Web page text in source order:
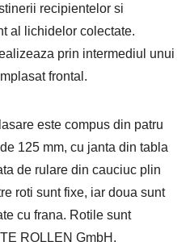
recipientelor si
al lichidelor colectate.
prin intermediul unui
frontal.
este compus din patru
125 mm, cu janta din tabla
de rulare din cauciuc plin
roti sunt fixe, iar doua sunt
cu frana. Rotile sunt
ROLLEN GmbH,